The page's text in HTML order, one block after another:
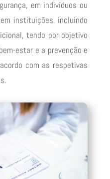
em indivíduos ou
instituições, incluindo
tendo por objetivo
estar e a prevenção e
com as respetivas